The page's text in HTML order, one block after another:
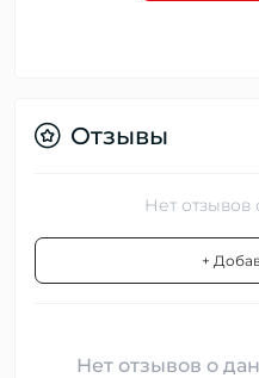
Отзывы
Нет отзывов
+
Нет отзывов о